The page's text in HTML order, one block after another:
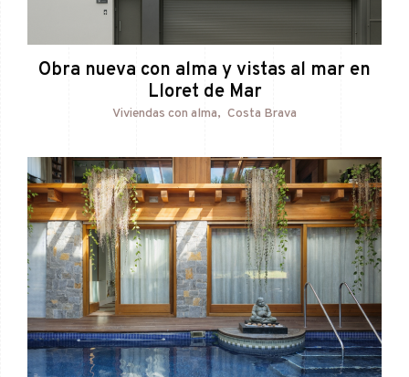
Obra nueva con alma y vistas al mar en
Lloret de Mar
Viviendas con alma Costa Brava